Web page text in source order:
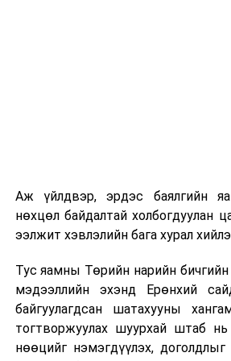
практик ур чадварыг сургалтын
Сургалтыг танилцуулах лекц,
маршрут болон тээвэрлэлтийн
танилцах, онцгой нөхцөлд
онол, практик хосолсон
байна.
Аж үйлдвэр, эрдэс баялгийн
нөхцөл байдалтай холбогдуулан
ээлжит хэвлэлийн бага хурал
Тус яамны Төрийн нарийн
мэдээллийн эхэнд Ерөнхий
байгуулагдсан шатахууны
тогтворжуулах шуурхай штаб нь
нөөцийг нэмэгдүүлэх, доголдлыг